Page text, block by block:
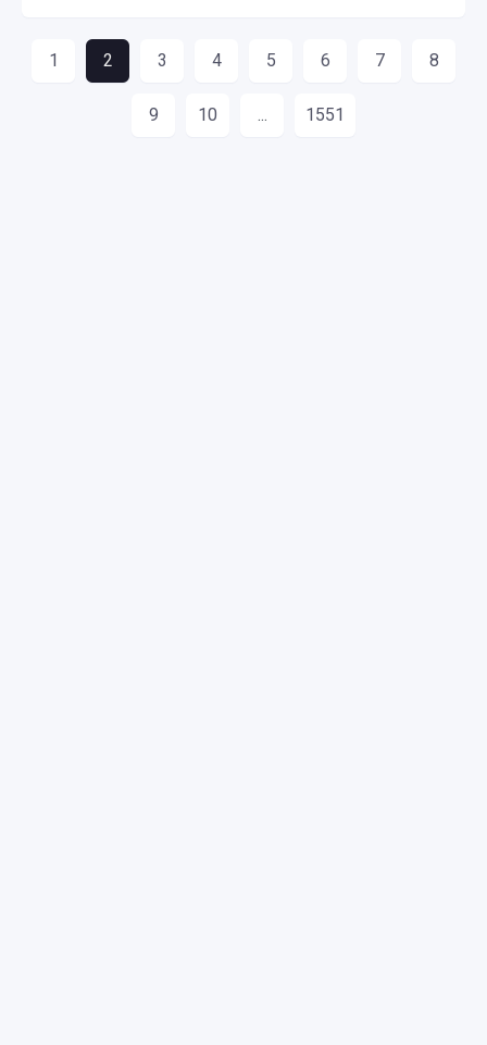
1 2 3 4 5 6 7 8
9 10 ... 1551